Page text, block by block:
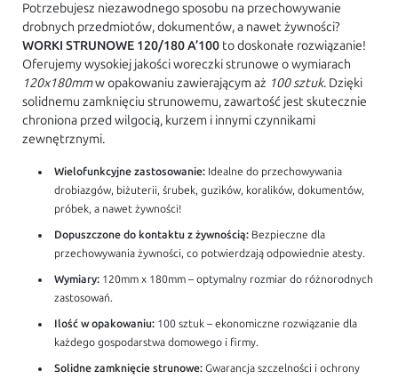
Potrzebujesz niezawodnego sposobu na przechowywanie
drobnych przedmiotów, dokumentów, a nawet żywności?
WORKI STRUNOWE 120/180 A’100 to doskonałe rozwiązanie!
Oferujemy wysokiej jakości woreczki strunowe o wymiarach
120x180mmw opakowaniu zawierającym aż 100 sztuk. Dzięki
solidnemu zamknięciu strunowemu, zawartość jest skutecznie
chroniona przed wilgocią, kurzem i innymi czynnikami
zewnętrznymi.
Wielofunkcyjne zastosowanie: Idealne do przechowywania
drobiazgów, biżuterii, śrubek, guzików, koralików, dokumentów,
próbek, a nawet żywności!
Dopuszczone do kontaktu z żywnością: Bezpieczne dla
przechowywania żywności, co potwierdzają odpowiednie atesty.
Wymiary: 120mm x 180mm – optymalny rozmiar do różnorodnych
zastosowań.
Ilość w opakowaniu: 100 sztuk – ekonomiczne rozwiązanie dla
każdego gospodarstwa domowego i firmy.
Solidne zamknięcie strunowe: Gwarancja szczelności i ochrony